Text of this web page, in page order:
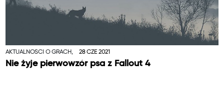
AKTUALNOŚCI O GRACH, 28 CZE 2021
Nie żyje pierwowzór psa z Fallout 4